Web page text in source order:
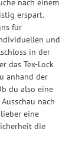
erspart.
für
und
in der
das Tex-Lock
anhand der
du also eine
nach
eine
die